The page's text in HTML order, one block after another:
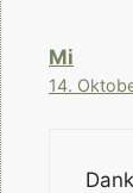
Mi
14.